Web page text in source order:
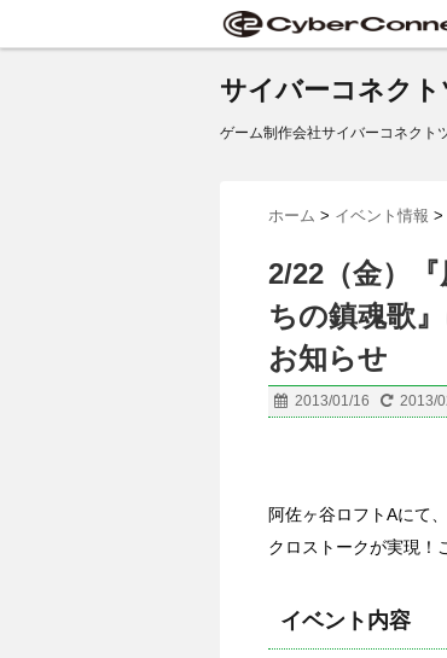
サイバーコネク
ゲーム制作会社サイバーコネクト
ホーム > イベント情報 >
2/22（金）
ちの鎮魂歌
お知らせ
2013/01/16 2013/
阿佐ヶ谷ロフトAにて
クロストークが実現！
イベント内容